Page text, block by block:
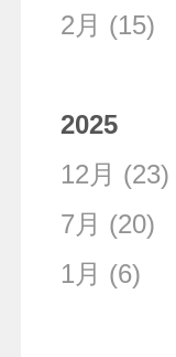
2月 (15)
2025
12月 (23)
7月 (20)
1月 (6)